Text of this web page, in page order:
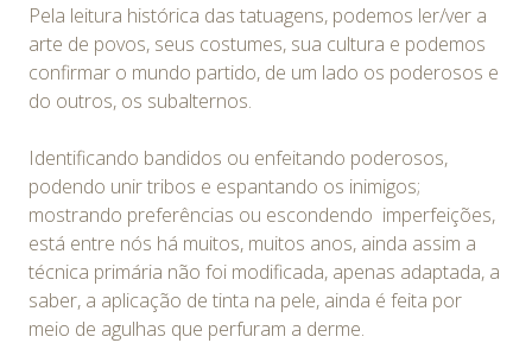
Pela leitura histórica das tatuagens, podemos ler/ver a
arte de povos, seus costumes, sua cultura e podemos
confirmar o mundo partido, de um lado os poderosos e
do outros, os subalternos.
Identificando bandidos ou enfeitando poderosos,
podendo unir tribos e espantando os inimigos;
mostrando preferências ou escondendo imperfeições,
está entre nós há muitos, muitos anos, ainda assim a
técnica primária não foi modificada, apenas adaptada, a
saber, a aplicação de tinta na pele, ainda é feita por
meio de agulhas que perfuram a derme.